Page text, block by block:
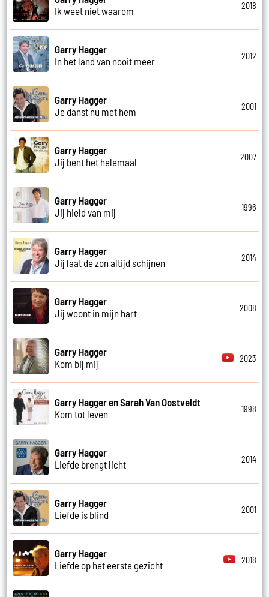
Ik weet niet waarom
2018
Garry Hagger
In het land van nooit meer
2012
Garry Hagger
Je danst nu met hem
2001
Garry Hagger
Jij bent het helemaal
2007
Garry Hagger
Jij hield van mij
1996
Garry Hagger
Jij laat de zon altijd schijnen
2014
Garry Hagger
Jij woont in mijn hart
2008
Garry Hagger
Kom bij mij
2023
Garry Hagger en Sarah Van Oostveldt
Kom tot leven
1998
Garry Hagger
Liefde brengt licht
2014
Garry Hagger
Liefde is blind
2001
Garry Hagger
Liefde op het eerste gezicht
2018